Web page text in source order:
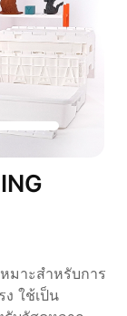
มาะสำหรับการ
ใช้เป็น